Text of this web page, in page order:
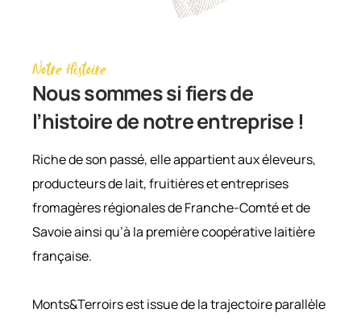
Notre Histoire
Nous sommes si fiers de
l’histoire de notre entreprise !
Riche de son passé, elle appartient aux éleveurs,
producteurs de lait, fruitières et entreprises
fromagères régionales de Franche-Comté et de
Savoie ainsi qu’à la première coopérative laitière
française.
Monts&Terroirs est issue de la trajectoire parallèle